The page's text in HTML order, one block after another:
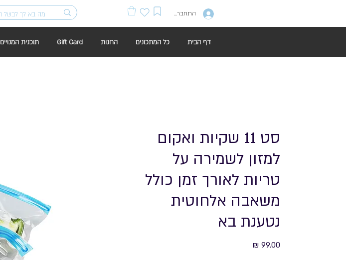
התחברות
דף הבית כל המתכונים החנות Gift Card תוכנית המנויים
סט 11 שקיות ואקום
למזון לשמירה על
טריות לאורך זמן כולל
משאבה אלחוטית
נטענת בא